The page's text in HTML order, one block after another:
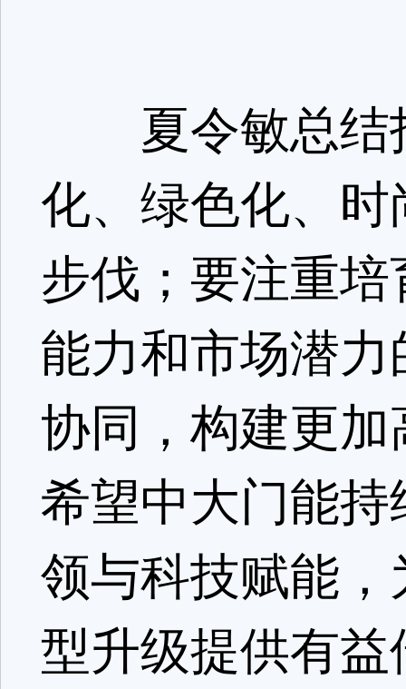
夏令敏总结
化、绿色化、
步伐；要注重
能力和市场潜
协同，构建更
希望中大门能
领与科技赋能
型升级提供有益